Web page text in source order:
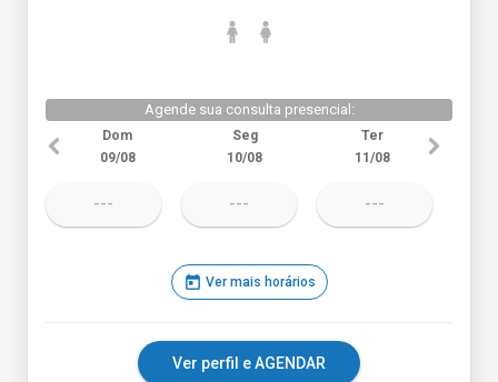
Agende sua consulta presencial:
Dom
09/08
Seg
10/08
Ter
11/08
--- --- ---
today Ver mais horários
Ver perfil e AGENDAR